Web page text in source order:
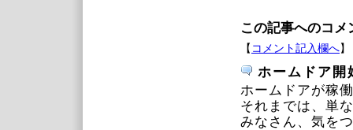
この記事へのコメ
【 コメント記入欄へ】
ホームドア開
ホームドアが稼
それまでは、単
みなさん、気を